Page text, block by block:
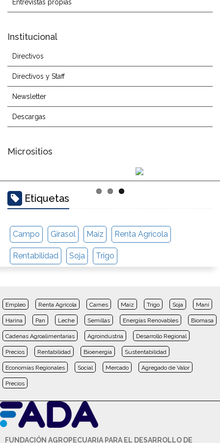
Entrevistas propias
Institucional
Directivos
Directivos y Staff
Newsletter
Descargas
Micrositios
Etiquetas
Campo Girasol Maíz Renta Agrícola
Rentabilidad Soja Trigo
Empleo Renta Agrícola Carnes Maíz Trigo Soja Maní
Harina Pan Leche Semillas Energías Renovables Biomasa
Cadenas Agroalimentarias Agroindustria Desarrollo Regional
Precios Rentabilidad Bioenergía Sustentabilidad
Economías Regionales Social Mercado Agregado de Valor
Precios
FUNDACIÓN AGROPECUARIA PARA EL DESARROLLO DE